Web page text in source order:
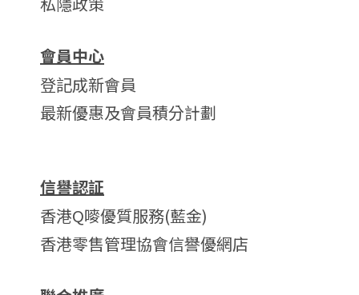
會員中心
登記成新會員
最新優惠及會員積分計劃
信譽認証
香港Q嘜優質服務(藍金)
香港零售管理協會信譽優網店